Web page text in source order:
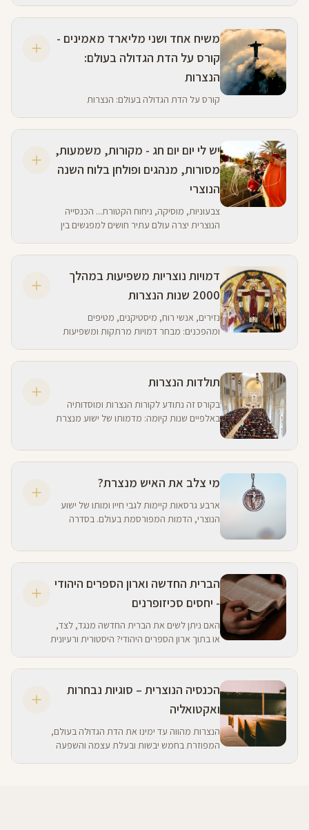
הגדולה בעולם הן תולדות של קריאת תגר,
משיח אחד ושני מליארד מאמינים -
קורס על הדת הגדולה בעולם:
הנצרות
קורס על הדת הגדולה בעולם: הנצרות
יש לי יום יום חג - מקורות, משמעות,
מסורות, מנהגים ופולחן בלוח השנה
הנוצרי
צבעוניות, מוסיקה, ניחוח הקטורת... הכנסייה
הנוצרית יצרה עולם עתיר חושים למפגשים בין
הפך ללוח עשיר ביותר ומושך מאמינים וסקרנים.
דמויות נוצריות משפיעות במהלך
2000 שנות הנצרות
נזירים, אנשי רוח, מיסטיקנים, מטיפים
ומהפכנים: מבחר דמויות מרתקות ומשפיעות
תולדות הנצרות
בקורס זה נתודע לקורות הנצרות ומוסדותיה
באלפיים שנות קיומה: מדמותו של ישוע מנצרת
ועוד.
מי צלב את האיש מנצרת?
ארבע גרסאות קיימות לגבי חייו ומותו של ישוע
הנוצרי, הדמות המפורסמת בעולם. בסדרה
מהגרסאות אמינה יותר.
הברית החדשה וארון הספרים היהודי
- יחסים סכיזופרנים
האם ניתן לשים את הברית החדשה מנגד, לצד,
או בתוך ארון הספרים היהודי? היסטורית ורעיונית
טקסטים מהברית החדשה בהשוואה למגילות ים
הכנסיה הנוצרית – סוגיות נבחרות
ואקטואליה
הנצרות מהווה עד ימינו את הדת הגדולה בעולם,
המפוזרת בחמש יבשות ובעלת עצמה והשפעה